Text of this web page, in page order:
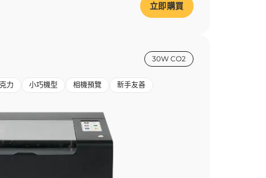
立即購買
30W CO2
力 小巧機型 相機預覽 新手友善